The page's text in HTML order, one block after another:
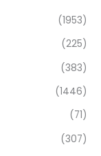
(1953)
(225)
(383)
(1446)
(71)
(307)